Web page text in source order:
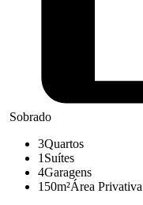
Sobrado
3Quartos
1 Suítes
4Garagens
150m²Área Privativa